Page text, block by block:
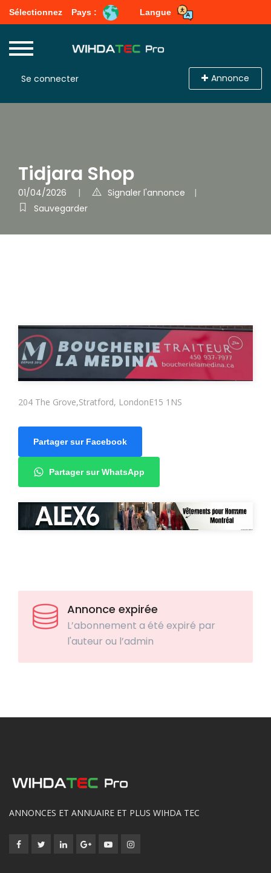
Sélectionnez Pays : Langue
Se connecter Annonce
Tidjara Shop
01/04/2026
Signaler l'annonce
Sauvegarder
204 The Grove,Stratford, LondonE15 1NS
Partager sur Facebook
Partager sur WhatsApp
Annonce expirée
L’abonnement a été expiré par
l'auteur ou l’admin
ANNONCES ET ANNUAIRE ET PLUS WIHDA TEC